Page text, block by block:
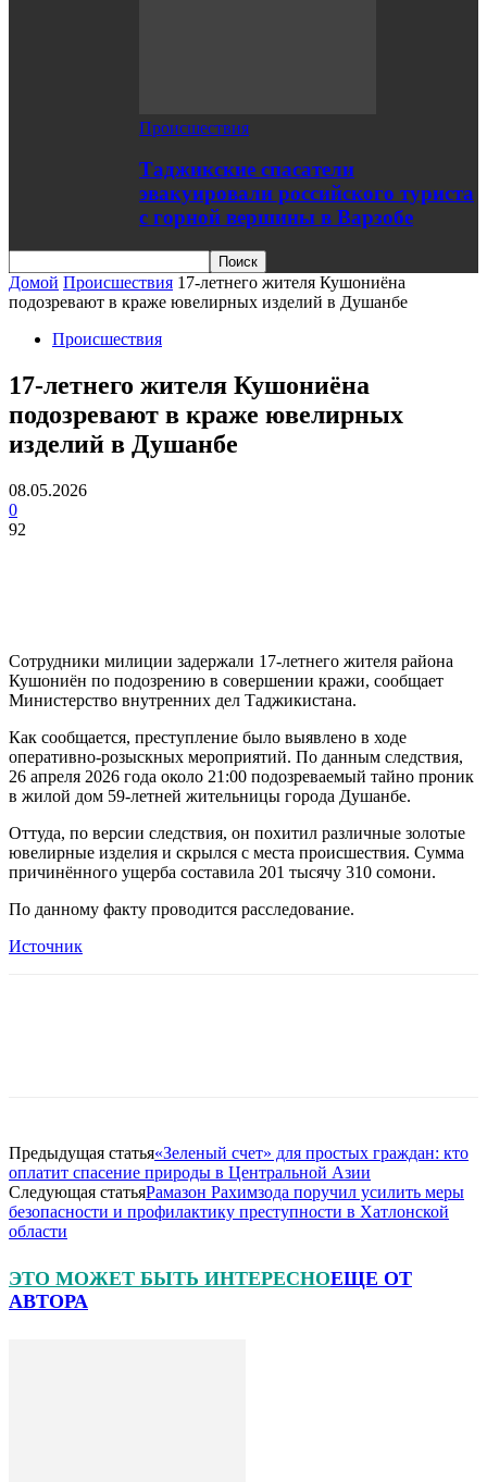
Происшествия
Таджикские спасатели
эвакуировали российского туриста
с горной вершины в Варзобе
Домой Происшествия 17-летнего жителя Кушониёна
подозревают в краже ювелирных изделий в Душанбе
Происшествия
17-летнего жителя Кушониёна
подозревают в краже ювелирных
изделий в Душанбе
08.05.2026
0
92
Сотрудники милиции задержали 17-летнего жителя района
Кушониён по подозрению в совершении кражи, сообщает
Министерство внутренних дел Таджикистана.
Как сообщается, преступление было выявлено в ходе
оперативно-розыскных мероприятий. По данным следствия,
26 апреля 2026 года около 21:00 подозреваемый тайно проник
в жилой дом 59-летней жительницы города Душанбе.
Оттуда, по версии следствия, он похитил различные золотые
ювелирные изделия и скрылся с места происшествия. Сумма
причинённого ущерба составила 201 тысячу 310 сомони.
По данному факту проводится расследование.
Источник
Предыдущая статья«Зеленый счет» для простых граждан: кто
оплатит спасение природы в Центральной Азии
Следующая статьяРамазон Рахимзода поручил усилить меры
безопасности и профилактику преступности в Хатлонской
области
ЭТО МОЖЕТ БЫТЬ ИНТЕРЕСНОЕЩЕ ОТ
АВТОРА